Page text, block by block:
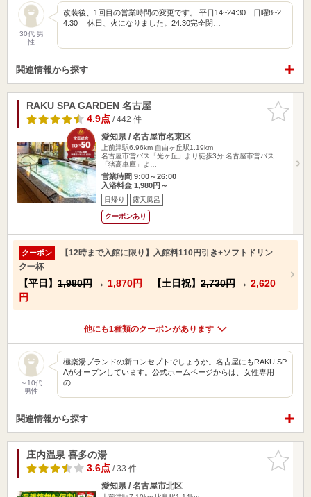
30代 男
性
改装後、1回目の営業時間の変更です。 平日14~24:30 日曜8~2
4:30 休日、火になりました。24:30完全閉…
関連情報から探す
お気に入
りに追加
RAKU SPA GARDEN 名古屋
4.9点/ 442 件
愛知県 / 名古屋市名東区
上前津駅6.96km 自由ヶ丘駅1.19km
名古屋市営バス「光ヶ丘」より徒歩3分 名古屋市営バス
「猪高車庫」よ…
営業時間 9:00～26:00
入浴料金 1,980円～
日帰り 露天風呂
クーポンあり
クーポン
【12時まで入館に限り】入館料110円引き+ソフトドリン
ク一杯
【平日】 1,980円 → 1,870円 【土日祝】 2,730円 → 2,620
円
他にも1種類のクーポンがあります
～10代
男性
極楽湯ブランドの新コンセプトでしょうか。名古屋にもRAKU SP
Aがオープンしています。公式ホームページからは、女性専用
の…
関連情報から探す
お気に入
りに追加
庄内温泉 喜多の湯
3.6点/ 33 件
愛知県 / 名古屋市北区